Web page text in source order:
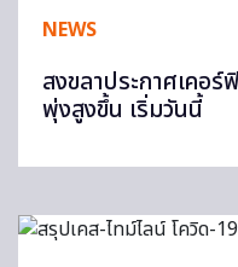
NEWS
สงขลาประกาศเคอ
พุ่งสูงขึ้น เริ่มวันนี้